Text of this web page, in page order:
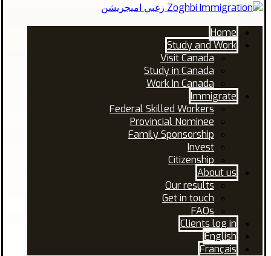
Home
Study and Work
Visit Canada
Study in Canada
Work In Canada
Immigrate
Federal Skilled Workers
Provincial Nominee
Family Sponsorship
Invest
Citizenship
About us
Our results
Get in touch
FAQs
Clients log in
English
Français